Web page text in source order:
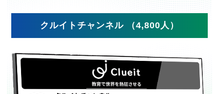
クルイトチャンネル （4,800人）